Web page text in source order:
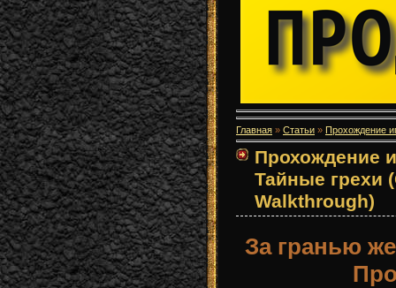
Главная » Статьи » Прохождение
Прохождение
Тайные грехи
Walkthrough)
За гранью